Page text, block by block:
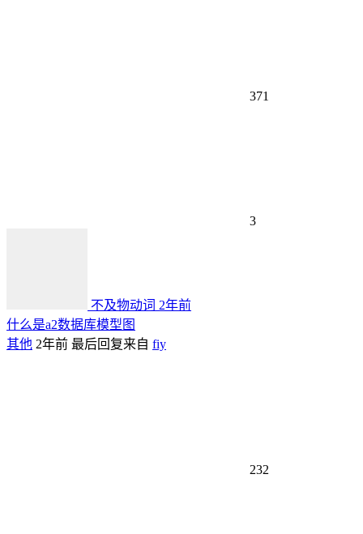
371
3
不及物动词 2年前
什么是a2数据库模型图
其他 2年前 最后回复来自 fiy
232